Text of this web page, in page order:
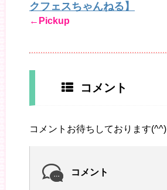
クフェスちゃんねる】
←Pickup
コメント
コメントお待ちしております(^^)
コメント